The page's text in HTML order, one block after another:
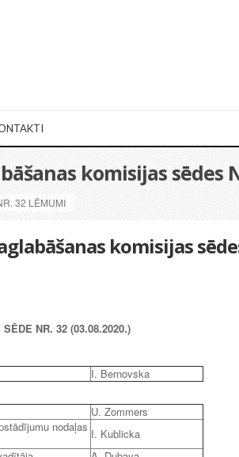
komisijas sēdes
32 LĒMUMI
komisijas
NR. 32 (03.08.2020.)
I. Bernovska
U. Zommers
nodaļas I. Kublicka